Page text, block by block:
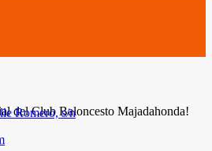
del Club Baloncesto Majadahonda!
Romero, s/n